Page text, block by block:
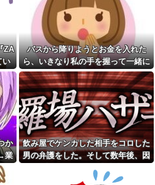
う
w
日中留守の実家に空き巣が侵
入。居合わせた引きこもりの私
が撃退した結果…家族の態度に
耐えかね家を出たら半年後に〇
〇する超スピード展開へ←人生
何がきっかけで好転するか分か
らない
嫁「そのLINE気持ち悪い！離
婚して！」俺「ウワキじゃない
のに？」→ママ友との雑談が原
因でまさかの展開に…
【苦悩】職場の浮気で離婚→
子供が欲しくて再婚！でも元嫁
と教員一家に巻き込まれた結果
ｗｗｗｗ
PTA会長が事故で辞退→旦那
「妻の代わりに僕がやります」
→1年後…名物ガンコジジイを草
むしりに召喚、不登校児を学校
に復帰させる無双状態にｗｗ
ZA
い
バスから降りようとお金を入れた
ら、いきなり私の手を握って一緒に
降りようとする子供がいた。手をほ
どこうとしても放してくれず...
か
業
飲み屋でケンカした相手をコロした
男の弁護をした。そして数年後、因
果応報を思わせる出来事が…